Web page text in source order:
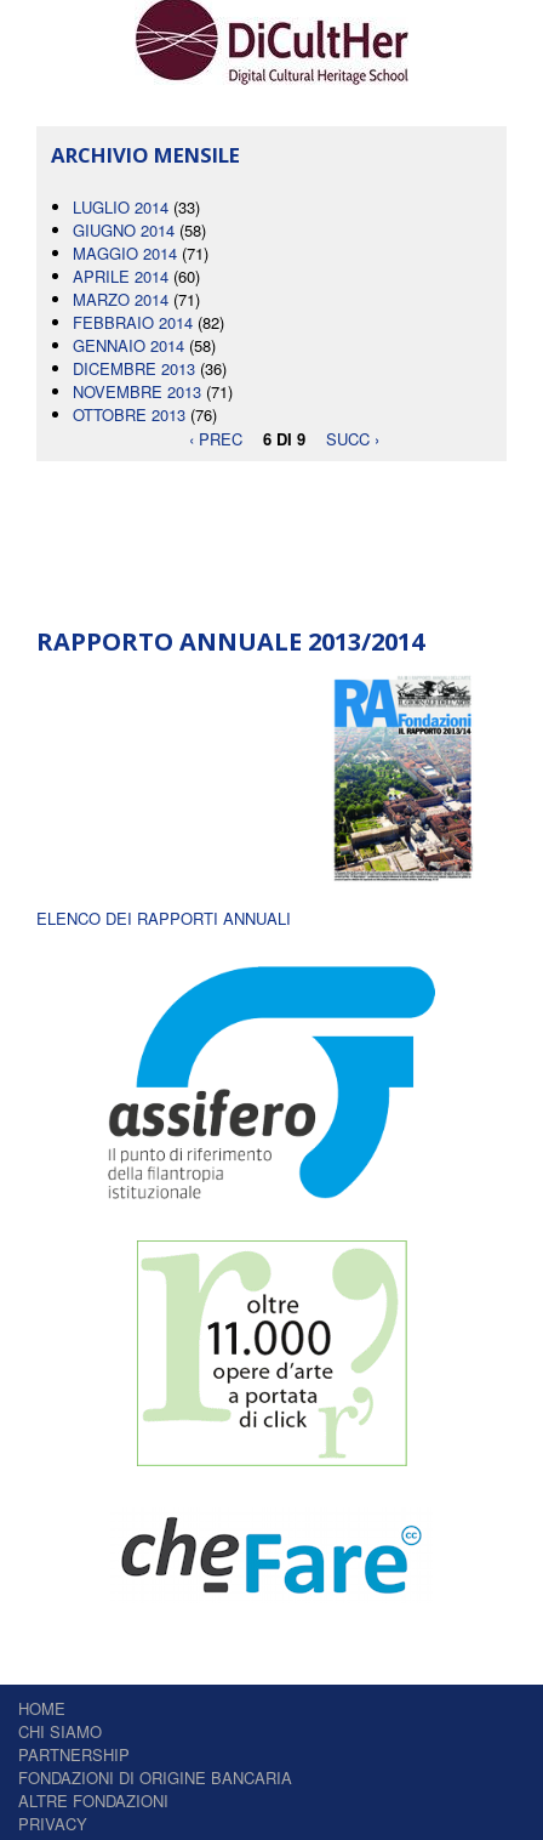
ARCHIVIO MENSILE
LUGLIO 2014 (33)
GIUGNO 2014 (58)
MAGGIO 2014 (71)
APRILE 2014 (60)
MARZO 2014 (71)
FEBBRAIO 2014 (82)
GENNAIO 2014 (58)
DICEMBRE 2013 (36)
NOVEMBRE 2013 (71)
OTTOBRE 2013 (76)
‹ PREC
6 DI 9 SUCC ›
RAPPORTO ANNUALE 2013/2014
ELENCO DEI RAPPORTI ANNUALI
HOME
CHI SIAMO
PARTNERSHIP
FONDAZIONI DI ORIGINE BANCARIA
ALTRE FONDAZIONI
PRIVACY